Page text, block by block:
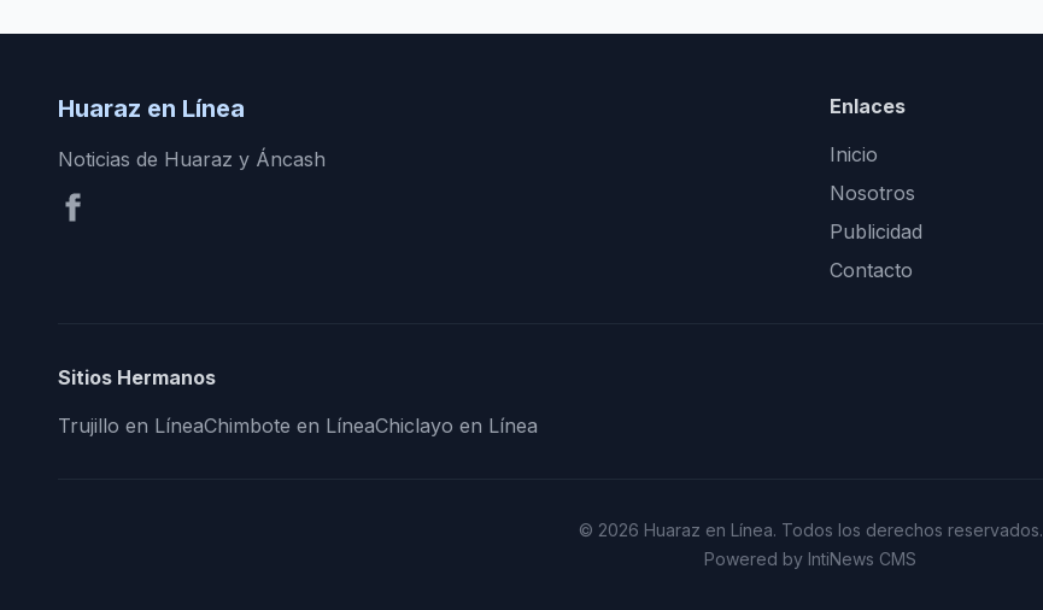
Huaraz en Línea
Noticias de Huaraz y Áncash
Enlaces
Inicio
Nosotros
Publicidad
Contacto
Sitios Hermanos
Trujillo en LíneaChimbote en LíneaChiclayo en Línea
© 2026 Huaraz en Línea. Todos los derechos reservados.
Powered by IntiNews CMS